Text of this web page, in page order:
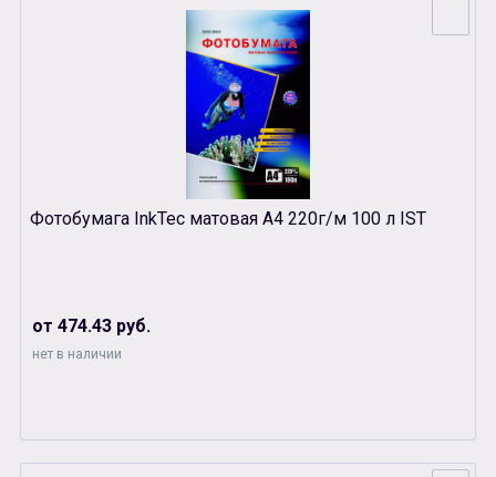
Фотобумага InkTec матовая А4 220г/м 100 л IST
от 474.43 руб.
нет в наличии